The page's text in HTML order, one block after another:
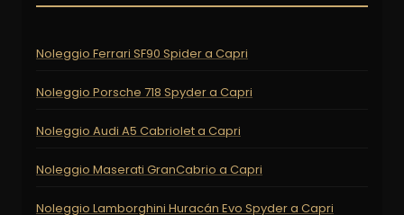
Noleggio Ferrari SF90 Spider a Capri
Noleggio Porsche 718 Spyder a Capri
Noleggio Audi A5 Cabriolet a Capri
Noleggio Maserati GranCabrio a Capri
Noleggio Lamborghini Huracán Evo Spyder a Capri